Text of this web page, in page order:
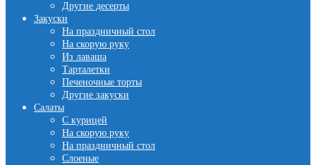
Другие десерты
Закуски
На праздничный стол
На скорую руку
Из лаваша
Тарталетки
Печеночные торты
Другие закуски
Салаты
С курицей
На скорую руку
На праздничный стол
Слоеные